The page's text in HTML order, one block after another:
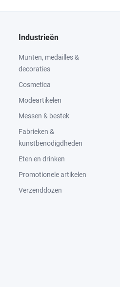
Industrieën
Munten, medailles &
decoraties
Cosmetica
Modeartikelen
Messen & bestek
Fabrieken &
kunstbenodigdheden
Eten en drinken
Promotionele artikelen
Verzenddozen